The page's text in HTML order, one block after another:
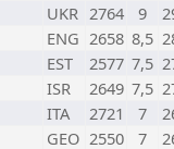
UKR 2764 9
ENG 2658 8,5
EST 2577 7,5
ISR 2649 7,5
ITA 2721 7
GEO 2550 7